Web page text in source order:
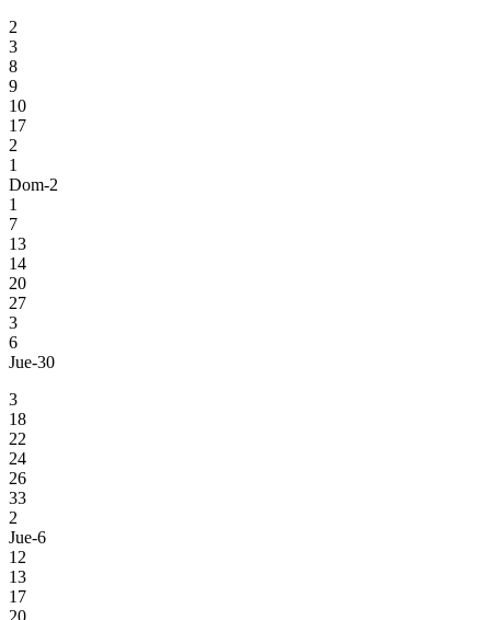
2
3
8
9
10
17
2
1
Dom-2
1
7
13
14
20
27
3
6
Jue-30
3
18
22
24
26
33
2
Jue-6
12
13
17
20